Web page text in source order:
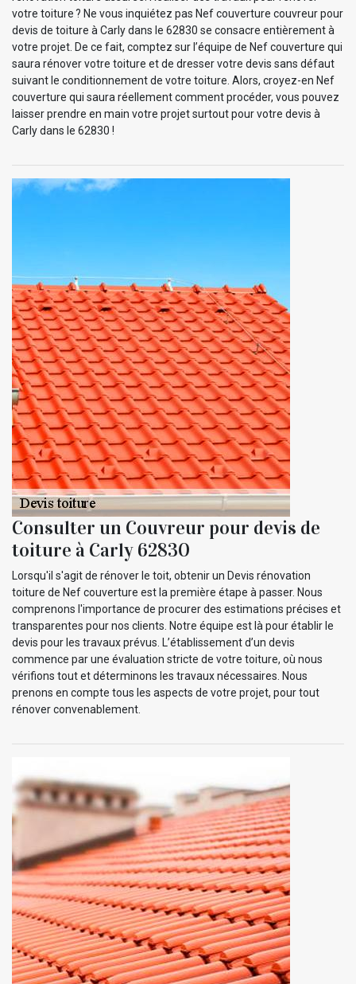
votre toiture ? Ne vous inquiétez pas Nef couverture couvreur pour
devis de toiture à Carly dans le 62830 se consacre entièrement à
votre projet. De ce fait, comptez sur l’équipe de Nef couverture qui
saura rénover votre toiture et de dresser votre devis sans défaut
suivant le conditionnement de votre toiture. Alors, croyez-en Nef
couverture qui saura réellement comment procéder, vous pouvez
laisser prendre en main votre projet surtout pour votre devis à
Carly dans le 62830 !
Consulter un Couvreur pour devis de
toiture à Carly 62830
Lorsqu'il s'agit de rénover le toit, obtenir un Devis rénovation
toiture de Nef couverture est la première étape à passer. Nous
comprenons l'importance de procurer des estimations précises et
transparentes pour nos clients. Notre équipe est là pour établir le
devis pour les travaux prévus. L’établissement d’un devis
commence par une évaluation stricte de votre toiture, où nous
vérifions tout et déterminons les travaux nécessaires. Nous
prenons en compte tous les aspects de votre projet, pour tout
rénover convenablement.